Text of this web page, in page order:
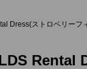
Dress(ストロベリーフ
Rental